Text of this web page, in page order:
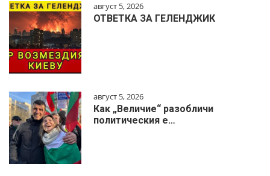
август 5, 2026
ОТВЕТКА ЗА ГЕЛЕНДЖИК
август 5, 2026
Как „Величие“ разобличи
политическия е…